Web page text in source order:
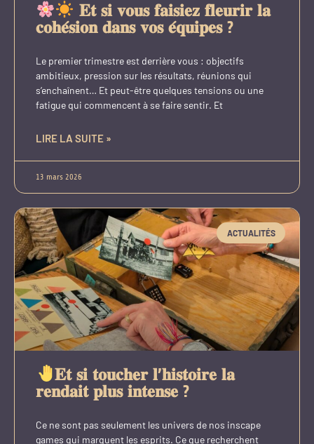
𝐄𝐭 𝐬𝐢 𝐯𝐨𝐮𝐬 𝐟𝐚𝐢𝐬𝐢𝐞𝐳 𝐟𝐥𝐞𝐮𝐫𝐢𝐫 𝐥𝐚
𝐜𝐨𝐡𝐞́𝐬𝐢𝐨𝐧 𝐝𝐚𝐧𝐬 𝐯𝐨𝐬 𝐞́𝐪𝐮𝐢𝐩𝐞𝐬 ?
Le premier trimestre est derrière vous : objectifs
ambitieux, pression sur les résultats, réunions qui
s’enchaînent… Et peut-être quelques tensions ou une
fatigue qui commencent à se faire sentir. Et
LIRE LA SUITE »
13 mars 2026
ACTUALITÉS
𝐄𝐭 𝐬𝐢 𝐭𝐨𝐮𝐜𝐡𝐞𝐫 𝐥’𝐡𝐢𝐬𝐭𝐨𝐢𝐫𝐞 𝐥𝐚
𝐫𝐞𝐧𝐝𝐚𝐢𝐭 𝐩𝐥𝐮𝐬 𝐢𝐧𝐭𝐞𝐧𝐬𝐞 ?
Ce ne sont pas seulement les univers de nos inscape
games qui marquent les esprits. Ce que recherchent